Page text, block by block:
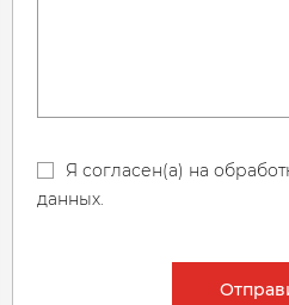
Я согласен(а) на
данных.